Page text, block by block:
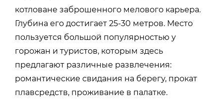
котловане заброшенного мелового карьера.
Глубина его достигает 25-30 метров. Место
пользуется большой популярностью у
горожан и туристов, которым здесь
предлагают различные развлечения:
романтические свидания на берегу, прокат
плавсредств, проживание в палатке.